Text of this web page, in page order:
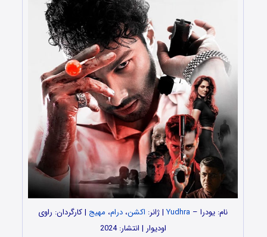
نام: یودرا – Yudhra| ژانر: اکشن، درام، مهیج | کارگردان: راوی
اودیوار | انتشار: 2024